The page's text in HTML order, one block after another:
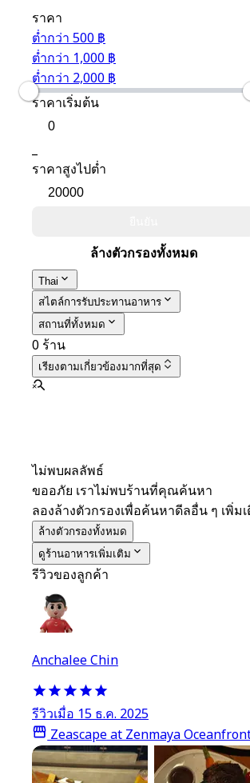
ราคา
ต่ำกว่า 500 ฿
ต่ำกว่า 1,000 ฿
ต่ำกว่า 2,000 ฿
ราคาเริ่มต้น
_
ราคาสูงไปต่ำ
ล้างตัวกรองทั้งหมด
Thai
สไตล์การรับประทานอาหาร
สถานที่ทั้งหมด
0 ร้าน
เรียงตามเกี่ยวข้องมากที่สุด
ไม่พบผลลัพธ์
ขออภัย เราไม่พบร้านที่คุณค้นหา
ลองล้างตัวกรองเพื่อค้นหาดีลอื่น ๆ เพิ่ม
ล้างตัวกรองทั้งหมด
ดูร้านอาหารเพิ่มเติม
รีวิวของลูกค้า
Anchalee Chin
รีวิวเมื่อ 15 ธ.ค. 2025
Zeascape at Zenmaya